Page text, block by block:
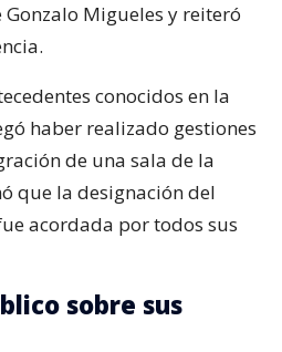
Migueles y reiteró
conocidos en la
haber realizado gestiones
de una sala de la
que la designación del
acordada por todos sus
sobre sus